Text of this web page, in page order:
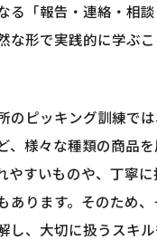
る「報告・連絡・相談
な形で実践的に学ぶ
のピッキング訓練で
、様々な種類の商品
やすいものや、丁寧
あります。そのため
し、大切に扱うスキ